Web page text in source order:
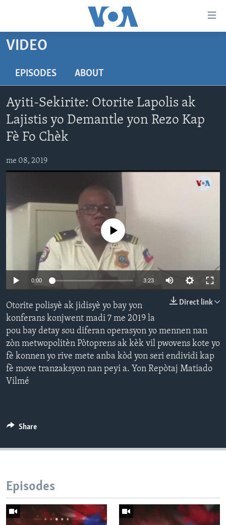
Skip
content
to
main
Navigation
Skip
Search
LÈZETAZINI
ENTÈNASYONAL
VIDEO
Learning English
Languages
VIDEO
EPISODES ABOUT
Ayiti-Sekirite: Otorite Lapolis ak
Lajistis yo Demantle yon Rezo Kap
Fè Fo Chèk
me 08, 2019
No media source currently available
0:00 3:23
Direct link
Otorite polisyè ak jidisyè yo bay yon
konferans konjwent madi 7 me 2019 la
pou bay detay sou diferan operasyon yo mennen nan
zòn metwopolitèn Pòtoprens ak kèk vil pwovens kote yo
fè konnen yo rive mete anba kòd yon seri endividi kap
fè move tranzaksyon nan peyi a. Yon Repòtaj Matiado
Vilmé
Share
Episodes